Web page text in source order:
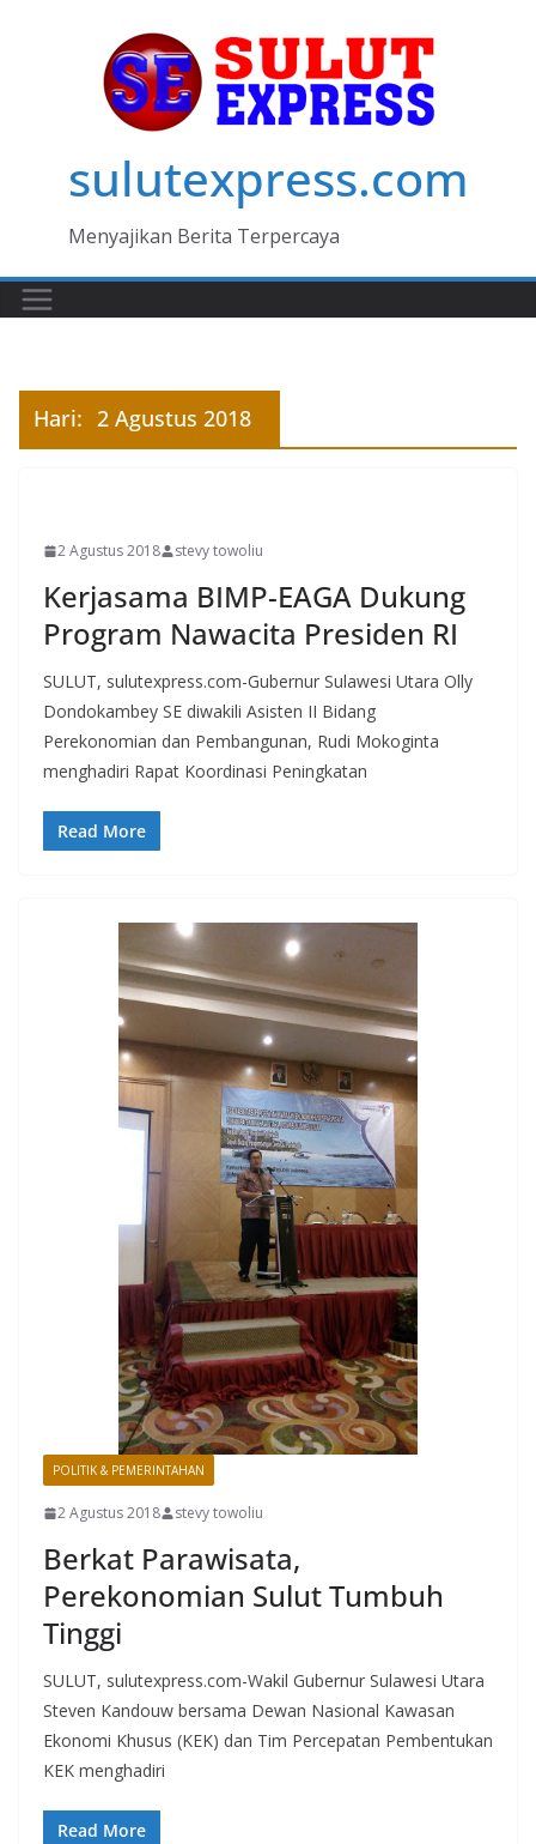
sulutexpress.com
Menyajikan Berita Terpercaya
Hari: 2 Agustus 2018
2 Agustus 2018 stevy towoliu
Kerjasama BIMP-EAGA Dukung
Program Nawacita Presiden RI
SULUT, sulutexpress.com-Gubernur Sulawesi Utara Olly
Dondokambey SE diwakili Asisten II Bidang
Perekonomian dan Pembangunan, Rudi Mokoginta
menghadiri Rapat Koordinasi Peningkatan
Read More
POLITIK & PEMERINTAHAN
2 Agustus 2018 stevy towoliu
Berkat Parawisata,
Perekonomian Sulut Tumbuh
Tinggi
SULUT, sulutexpress.com-Wakil Gubernur Sulawesi Utara
Steven Kandouw bersama Dewan Nasional Kawasan
Ekonomi Khusus (KEK) dan Tim Percepatan Pembentukan
KEK menghadiri
Read More